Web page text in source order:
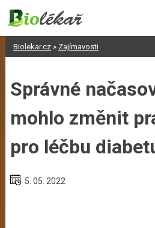
Skip
content
Biolekar.cz» Zajímavosti
Správné
mohlo změnit
pro léčbu
5. 05. 2022